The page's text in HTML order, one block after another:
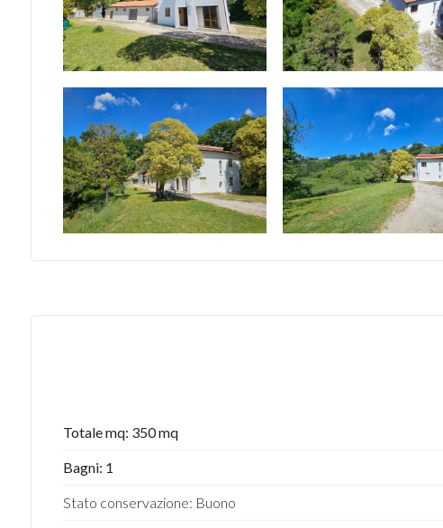
Totale mq: 350 mq
Bagni: 1
Stato conservazione: Buono